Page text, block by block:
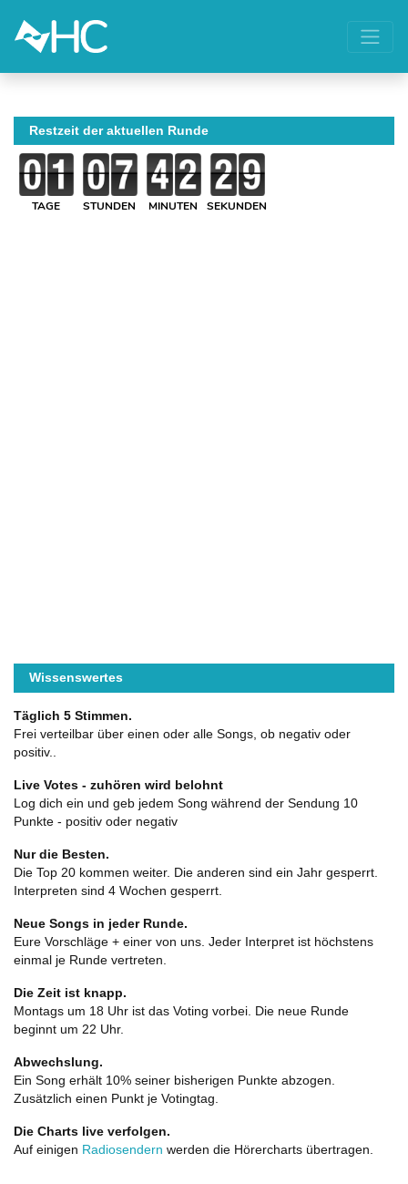
Restzeit der aktuellen Runde
TAGE STUNDEN MINUTEN SEKUNDEN
Wissenswertes
Täglich 5 Stimmen.
Frei verteilbar über einen oder alle Songs, ob negativ oder
positiv..
Live Votes - zuhören wird belohnt
Log dich ein und geb jedem Song während der Sendung 10
Punkte - positiv oder negativ
Nur die Besten.
Die Top 20 kommen weiter. Die anderen sind ein Jahr gesperrt.
Interpreten sind 4 Wochen gesperrt.
Neue Songs in jeder Runde.
Eure Vorschläge + einer von uns. Jeder Interpret ist höchstens
einmal je Runde vertreten.
Die Zeit ist knapp.
Montags um 18 Uhr ist das Voting vorbei. Die neue Runde
beginnt um 22 Uhr.
Abwechslung.
Ein Song erhält 10% seiner bisherigen Punkte abzogen.
Zusätzlich einen Punkt je Votingtag.
Die Charts live verfolgen.
Auf einigen Radiosendern werden die Hörercharts übertragen.